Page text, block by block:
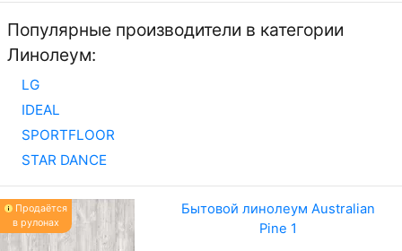
Популярные производители в категории
Линолеум:
LG
IDEAL
SPORTFLOOR
STAR DANCE
Продаётся
в рулонах
Бытовой линолеум Australian
Pine 1